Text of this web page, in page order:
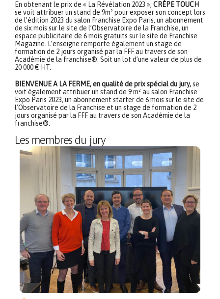
En obtenant le prix de « La Révélation 2023 », CRÊPE TOUCH
se voit attribuer un stand de 9m² pour exposer son concept lors
de l’édition 2023 du salon Franchise Expo Paris, un abonnement
de six mois sur le site de l’Observatoire de la Franchise, un
espace publicitaire de 6 mois gratuits sur le site de Franchise
Magazine. L’enseigne remporte également un stage de
formation de 2 jours organisé par la FFF au travers de son
Académie de la franchise®. Soit un lot d’une valeur de plus de
20 000 € HT.
BIENVENUE A LA FERME, en qualité de prix spécial du jury,se
voit également attribuer un stand de 9 m² au salon Franchise
Expo Paris 2023, un abonnement starter de 6 mois sur le site de
l’Observatoire de la Franchise et un stage de formation de 2
jours organisé par la FFF au travers de son Académie de la
franchise®.
Les membres du jury